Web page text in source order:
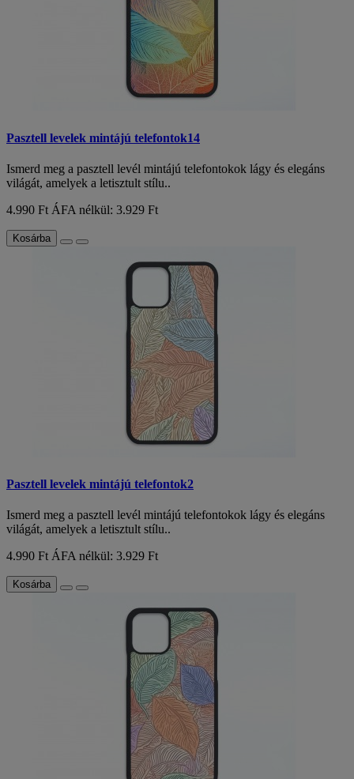
Pasztell levelek mintájú telefontok14
Ismerd meg a pasztell levél mintájú telefontokok lágy és elegáns
világát, amelyek a letisztult stílu..
4.990 Ft ÁFA nélkül: 3.929 Ft
Kosárba
Pasztell levelek mintájú telefontok2
Ismerd meg a pasztell levél mintájú telefontokok lágy és elegáns
világát, amelyek a letisztult stílu..
4.990 FtÁFA nélkül: 3.929 Ft
Kosárba